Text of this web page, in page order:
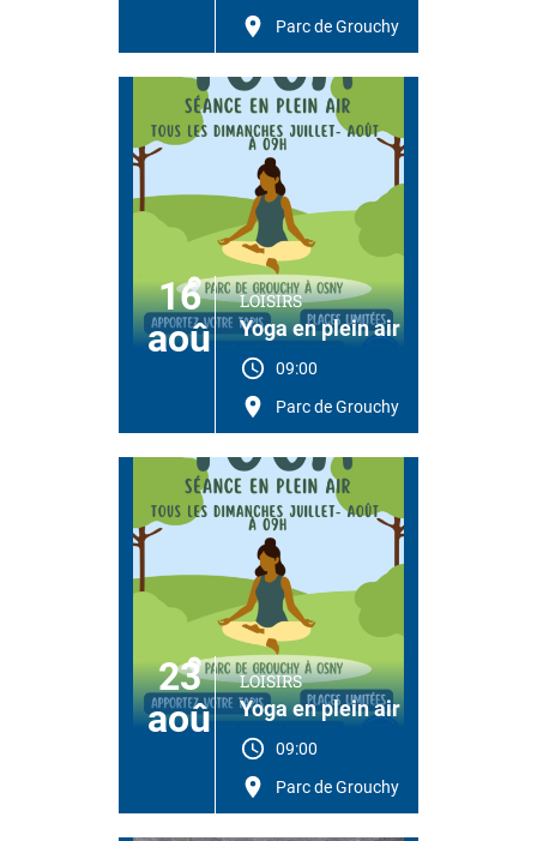
Parc de Grouchy
16
aoû
LOISIRS
Yoga en plein air
09:00
Parc de Grouchy
23
aoû
LOISIRS
Yoga en plein air
09:00
Parc de Grouchy